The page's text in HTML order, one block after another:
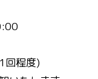
回程度)